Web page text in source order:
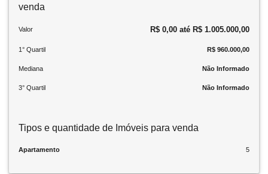
venda
Valor R$ 0,00 até R$ 1.005.000,00
1° Quartil R$ 960.000,00
Mediana Não Informado
3° Quartil Não Informado
Tipos e quantidade de Imóveis para venda
Apartamento 5